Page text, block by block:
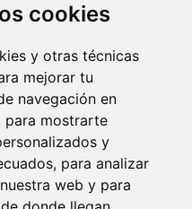
cookies
y otras técnicas
mejorar tu
navegación en
para mostrarte
y
para analizar
web y para
preferences
clavel.es